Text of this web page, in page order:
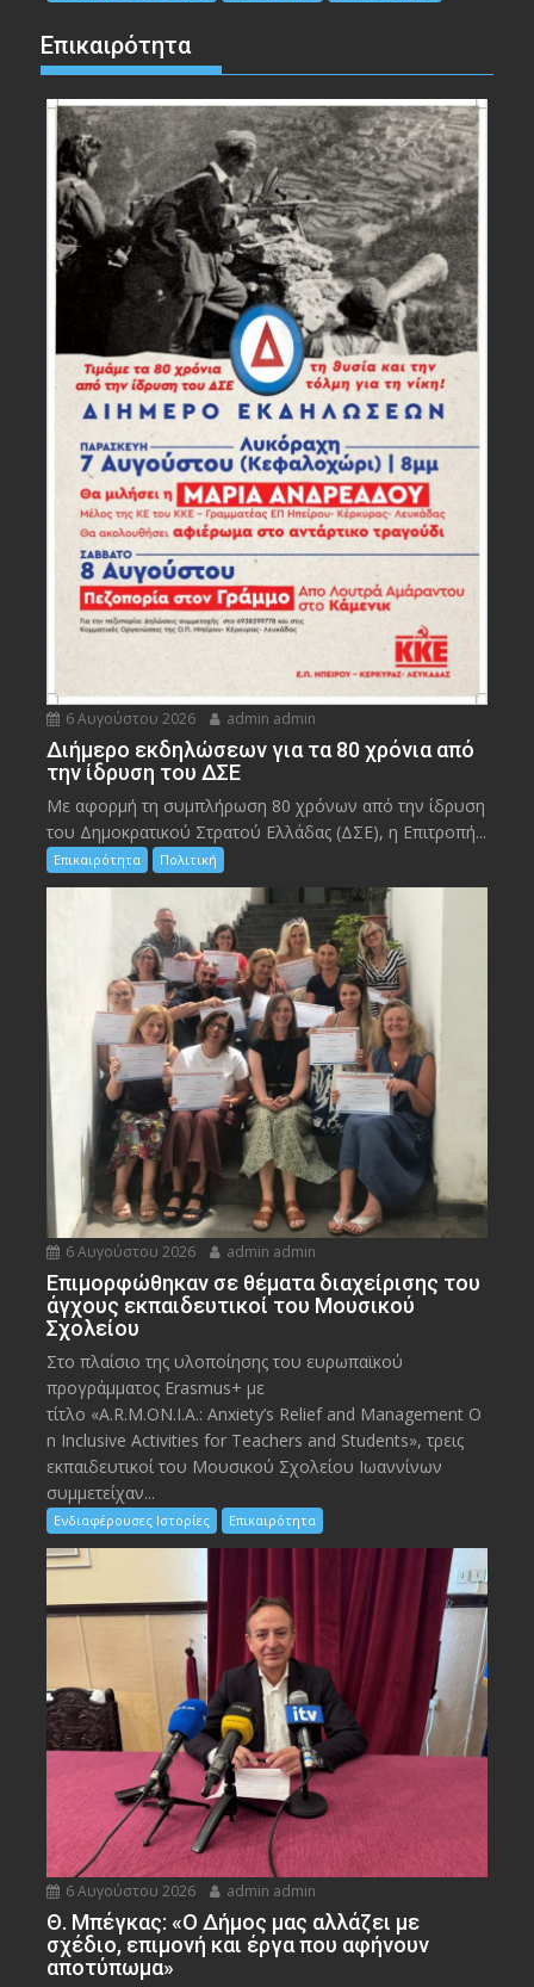
Επικαιρότητα
6 Αυγούστου 2026 admin admin
Διήμερο εκδηλώσεων για τα 80 χρόνια από
την ίδρυση του ΔΣΕ
Με αφορμή τη συμπλήρωση 80 χρόνων από την ίδρυση
του Δημοκρατικού Στρατού Ελλάδας (ΔΣΕ), η Επιτροπή...
Επικαιρότητα Πολιτική
6 Αυγούστου 2026 admin admin
Eπιμορφώθηκαν σε θέματα διαχείρισης του
άγχους εκπαιδευτικοί του Μουσικού
Σχολείου
Στο πλαίσιο της υλοποίησης του ευρωπαϊκού
προγράμματος Erasmus+ με
τίτλο «A.R.M.ON.I.A.: Anxiety’s Relief and Management O
n Inclusive Activities for Teachers and Students», τρεις
εκπαιδευτικοί του Μουσικού Σχολείου Ιωαννίνων
συμμετείχαν...
Ενδιαφέρουσες Ιστορίες Επικαιρότητα
6 Αυγούστου 2026 admin admin
Θ. Μπέγκας: «Ο Δήμος μας αλλάζει με
σχέδιο, επιμονή και έργα που αφήνουν
αποτύπωμα»